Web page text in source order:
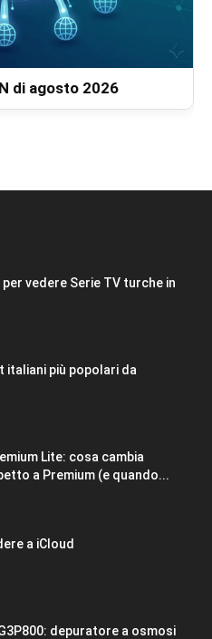
di agosto 2026
per vedere Serie TV turche in
italiani più popolari da
Lite: cosa cambia
a Premium (e quando...
a iCloud
depuratore a osmosi